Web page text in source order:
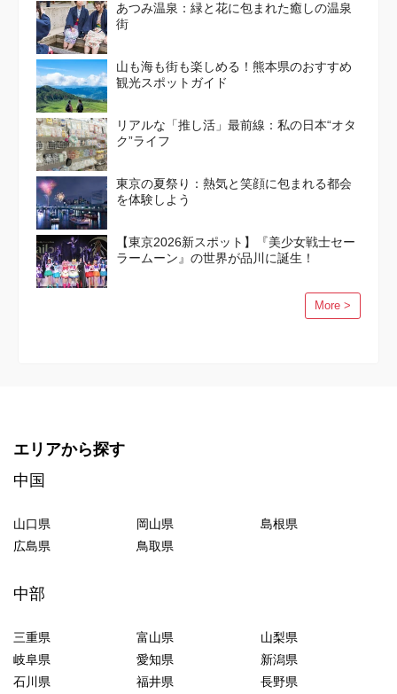
あつみ温泉：緑と花に包まれた癒しの温泉
街
山も海も街も楽しめる！熊本県のおすすめ
観光スポットガイド
リアルな「推し活」最前線：私の日本“オタ
ク”ライフ
東京の夏祭り：熱気と笑顔に包まれる都会
を体験しよう
【東京2026新スポット】『美少女戦士セー
ラームーン』の世界が品川に誕生！
More >
エリアから探す
中国
山口県 岡山県
島根県
広島県
鳥取県
中部
三重県 富山県
山梨県
岐阜県
愛知県
新潟県
石川県
福井県
長野県